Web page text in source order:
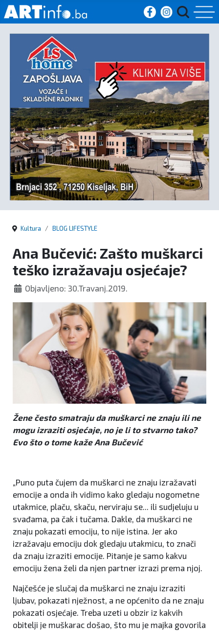
Početna
Vijesti
Sport
Kultura
Crna
kronika
Politika
Kultura BLOG LIFESTYLE
Ana Bučević: Zašto muškarci
teško izražavaju osjećaje?
Objavljeno: 30.Travanj.2019.
Žene često smatraju da muškarci ne znaju ili ne
mogu izraziti osjećaje, no je li to stvarno tako?
Evo što o tome kaže Ana Bučević
„Puno puta čujem da muškarci ne znaju izražavati
emocije a onda ih vidimo kako gledaju nogometne
utakmice, plaču, skaču, nerviraju se... ili sudjeluju u
svađama, pa čak i tučama. Dakle, da muškarci ne
znaju pokazati emociju, to nije istina. Jer ako
izražavaju emociju dok gledaju utakmicu, to znači
da znaju izraziti emocije. Pitanje je samo kakvu
emociju žena želi da njen partner izrazi prema njoj.
Najčešće je slučaj da muškarci ne znaju izraziti
ljubav, pokazati nježnost, a ne općenito da ne znaju
pokazati osjećaje. Treba uzeti u obzir iz kakvih
obitelji je muškarac došao, što mu je majka govorila